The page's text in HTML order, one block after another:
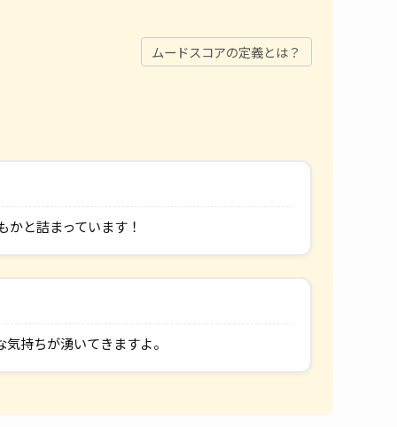
ムードスコアの定義とは？
と詰まっています！
持ちが湧いてきますよ。